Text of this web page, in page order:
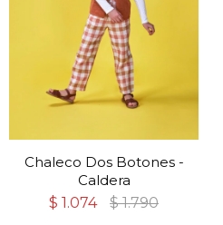
Chaleco Dos Botones -
Caldera
$ 1.074 $ 1.790